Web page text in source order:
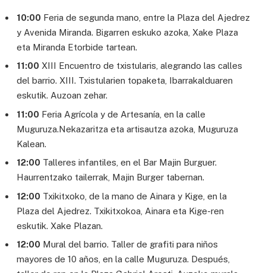
10:00 Feria de segunda mano, entre la Plaza del Ajedrez
y Avenida Miranda. Bigarren eskuko azoka, Xake Plaza
eta Miranda Etorbide tartean.
11:00 XIII Encuentro de txistularis, alegrando las calles
del barrio. XIII. Txistularien topaketa, Ibarrakalduaren
eskutik. Auzoan zehar.
11:00 Feria Agrícola y de Artesanía, en la calle
Muguruza.Nekazaritza eta artisautza azoka, Muguruza
Kalean.
12:00 Talleres infantiles, en el Bar Majin Burguer.
Haurrentzako tailerrak, Majin Burger tabernan.
12:00 Txikitxoko, de la mano de Ainara y Kige, en la
Plaza del Ajedrez. Txikitxokoa, Ainara eta Kige-ren
eskutik. Xake Plazan.
12:00 Mural del barrio. Taller de grafiti para niños
mayores de 10 años, en la calle Muguruza. Después,